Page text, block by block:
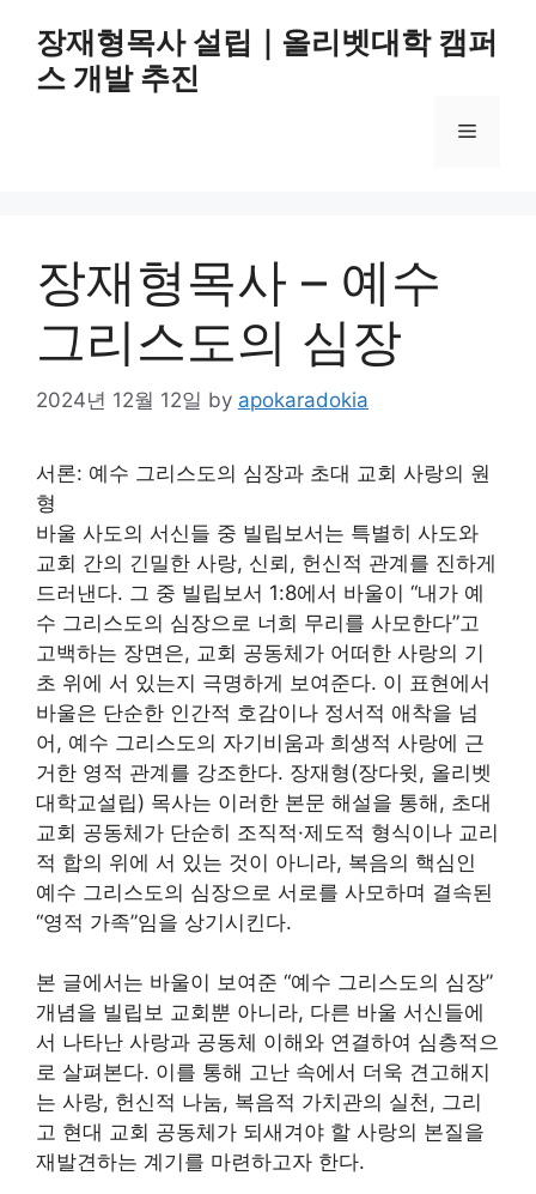
content
장재형목사 설립｜올리벳대학 캠퍼
스 개발 추진
Menu
장재형목사 – 예수
그리스도의 심장
2024년 12월 12일 by apokaradokia
서론: 예수 그리스도의 심장과 초대 교회 사랑의 원
형
바울 사도의 서신들 중 빌립보서는 특별히 사도와
교회 간의 긴밀한 사랑, 신뢰, 헌신적 관계를 진하게
드러낸다. 그 중 빌립보서 1:8에서 바울이 “내가 예
수 그리스도의 심장으로 너희 무리를 사모한다”고
고백하는 장면은, 교회 공동체가 어떠한 사랑의 기
초 위에 서 있는지 극명하게 보여준다. 이 표현에서
바울은 단순한 인간적 호감이나 정서적 애착을 넘
어, 예수 그리스도의 자기비움과 희생적 사랑에 근
거한 영적 관계를 강조한다. 장재형(장다윗, 올리벳
대학교설립) 목사는 이러한 본문 해설을 통해, 초대
교회 공동체가 단순히 조직적·제도적 형식이나 교리
적 합의 위에 서 있는 것이 아니라, 복음의 핵심인
예수 그리스도의 심장으로 서로를 사모하며 결속된
“영적 가족”임을 상기시킨다.
본 글에서는 바울이 보여준 “예수 그리스도의 심장”
개념을 빌립보 교회뿐 아니라, 다른 바울 서신들에
서 나타난 사랑과 공동체 이해와 연결하여 심층적으
로 살펴본다. 이를 통해 고난 속에서 더욱 견고해지
는 사랑, 헌신적 나눔, 복음적 가치관의 실천, 그리
고 현대 교회 공동체가 되새겨야 할 사랑의 본질을
재발견하는 계기를 마련하고자 한다.